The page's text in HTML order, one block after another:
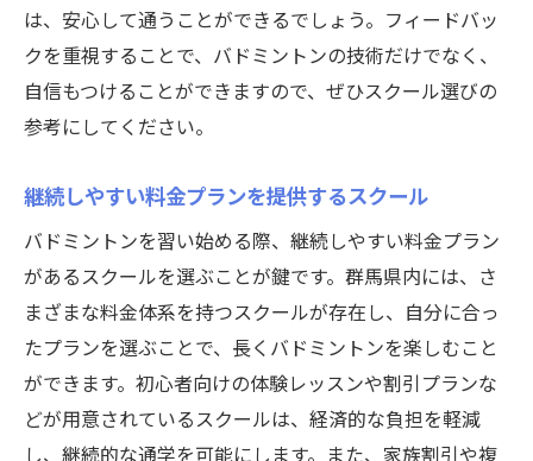
は、安心して通うことができるでしょう。フィードバッ
クを重視することで、バドミントンの技術だけでなく、
自信もつけることができますので、ぜひスクール選びの
参考にしてください。
継続しやすい料金プランを提供するスクール
バドミントンを習い始める際、継続しやすい料金プラン
があるスクールを選ぶことが鍵です。群馬県内には、さ
まざまな料金体系を持つスクールが存在し、自分に合っ
たプランを選ぶことで、長くバドミントンを楽しむこと
ができます。初心者向けの体験レッスンや割引プランな
どが用意されているスクールは、経済的な負担を軽減
し、継続的な通学を可能にします。また、家族割引や複